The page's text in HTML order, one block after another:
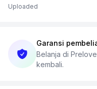
Uploaded
Garansi
Belanja di
kembali.